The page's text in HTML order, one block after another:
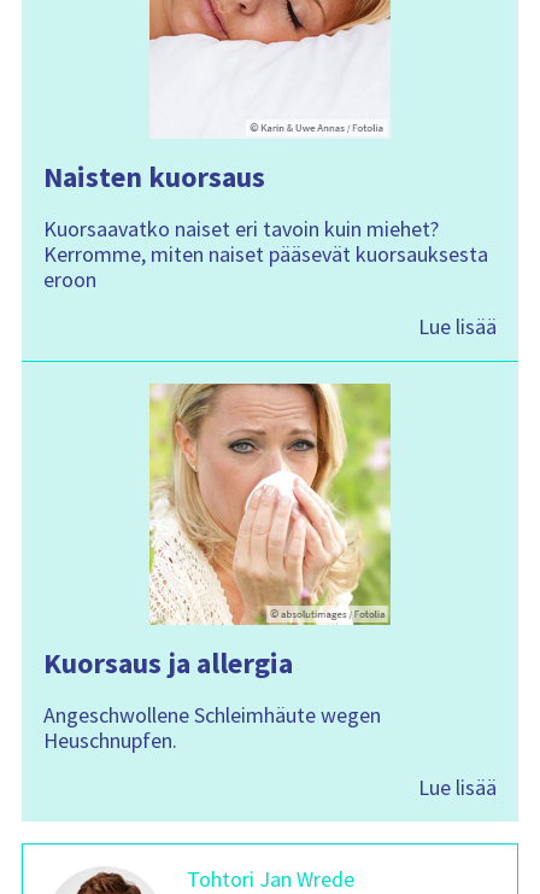
Naisten kuorsaus
Kuorsaavatko naiset eri tavoin kuin miehet?
Kerromme, miten naiset pääsevät kuorsauksesta
eroon
Lue lisää
Kuorsaus ja allergia
Angeschwollene Schleimhäute wegen
Heuschnupfen.
Lue lisää
Tohtori Jan Wrede